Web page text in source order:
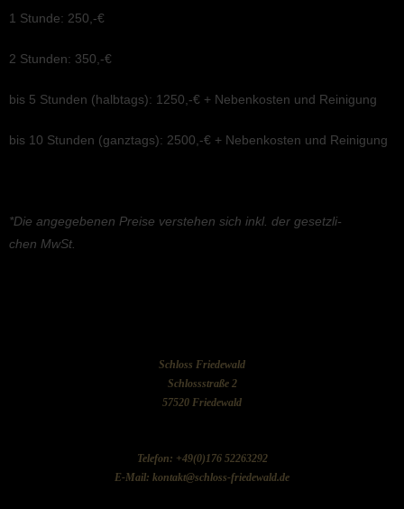
1 Stunde: 250,-€
2 Stunden: 350,-€
bis 5 Stunden (halbtags): 1250,-€ + Neben­kos­ten und Reinigung
bis 10 Stunden (ganztags): 2500,-€ + Neben­kos­ten und Reinigung
*Die angege­be­nen Preise verste­hen sich inkl. der gesetz­li­
chen MwSt.
Schloss Friedewald
Schlossstraße 2
57520 Friedewald
Telefon: +49(0)176 52263292
E-Mail: kontakt@schloss-friedewald.de